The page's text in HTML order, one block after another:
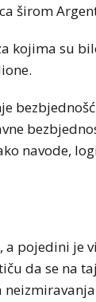
širom
kojima su
navode,
pojedini je
da se na